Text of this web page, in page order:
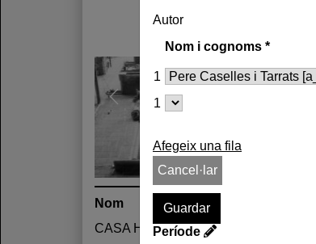
Autor
Nom i cognoms *
1
1
Afegeix una fila
Cancel·lar
Període
Nom
CASA HOMDEDEU